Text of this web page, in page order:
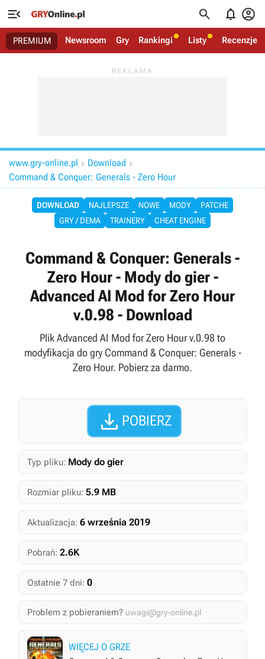
   
PREMIUM Newsroom Gry Rankingi Listy Recenzje
www.gry-online.pl  Download 
Command & Conquer: Generals - Zero Hour
DOWNLOAD NAJLEPSZE NOWE MODY
PATCHE
GRY / DEMA
TRAINERY CHEAT ENGINE
Command & Conquer: Generals -
Zero Hour - Mody do gier -
Advanced AI Mod for Zero Hour
v.0.98 - Download
Plik Advanced AI Mod for Zero Hour v.0.98 to
modyfikacja do gry Command & Conquer: Generals -
Zero Hour. Pobierz za darmo.
 POBIERZ
Typ pliku: Mody do gier
Rozmiar pliku: 5.9 MB
Aktualizacja: 6 września 2019
Pobrań: 2.6K
Ostatnie 7 dni: 0
Problem z pobieraniem? uwagi@gry-online.pl
WIĘCEJ O GRZE